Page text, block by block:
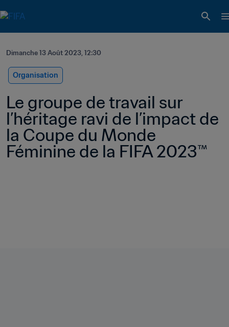
Dimanche 13 Août 2023, 12:30
Organisation
Le groupe de travail sur
l’héritage ravi de l’impact de
la Coupe du Monde
Féminine de la FIFA 2023™